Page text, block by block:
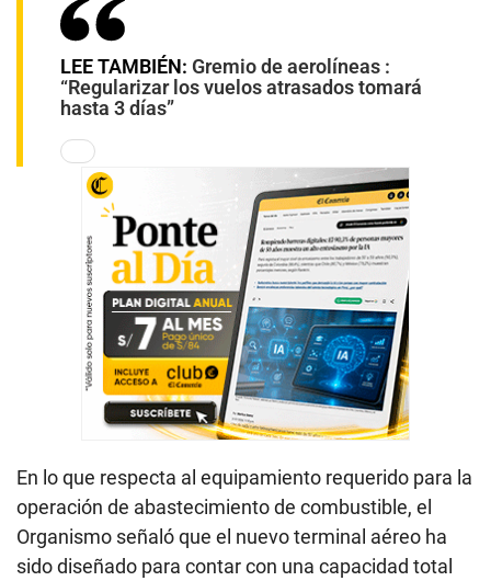
LEE TAMBIÉN: Gremio de aerolíneas :
“Regularizar los vuelos atrasados tomará
hasta 3 días”
En lo que respecta al equipamiento requerido para la
operación de abastecimiento de combustible, el
Organismo señaló que el nuevo terminal aéreo ha
sido diseñado para contar con una capacidad total